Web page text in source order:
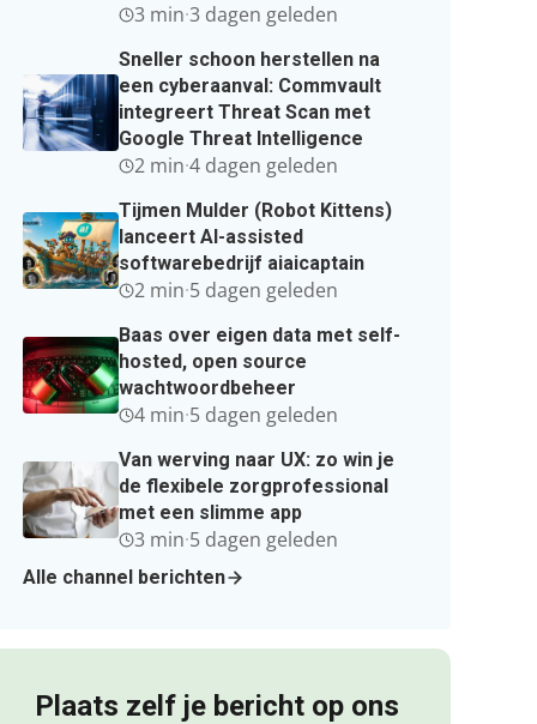
3 min·3 dagen geleden
Sneller schoon herstellen na
een cyberaanval: Commvault
integreert Threat Scan met
Google Threat Intelligence
2 min·4 dagen geleden
Tijmen Mulder (Robot Kittens)
lanceert AI-assisted
softwarebedrijf aiaicaptain
2 min·5 dagen geleden
Baas over eigen data met self-
hosted, open source
wachtwoordbeheer
4 min·5 dagen geleden
Van werving naar UX: zo win je
de flexibele zorgprofessional
met een slimme app
3 min·5 dagen geleden
Alle channel berichten
Plaats zelf je bericht op ons